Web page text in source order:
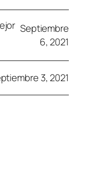
Septiembre
6, 2021
3, 2021